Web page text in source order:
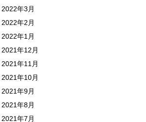
2022年3月
2022年2月
2022年1月
2021年12月
2021年11月
2021年10月
2021年9月
2021年8月
2021年7月